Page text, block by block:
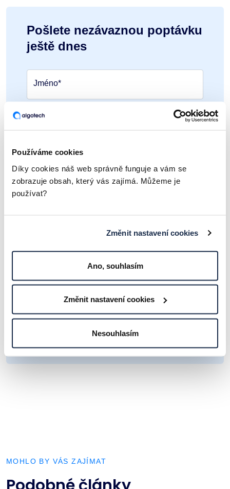
Používáme cookies
Díky cookies náš web správně funguje a vám se
zobrazuje obsah, který vás zajímá. Můžeme je
používat?
Změnit nastavení cookies
Ano, souhlasím
Změnit nastavení cookies
Nesouhlasím
Pošlete nezávaznou poptávku
ještě dnes
Jméno*
Telefon*
ODESLAT
Volbou "Odeslat" beru na vědomízásady zpracování osobních
MOHLO BY VÁS ZAJÍMAT